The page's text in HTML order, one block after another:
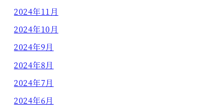
2024年11月
2024年10月
2024年9月
2024年8月
2024年7月
2024年6月